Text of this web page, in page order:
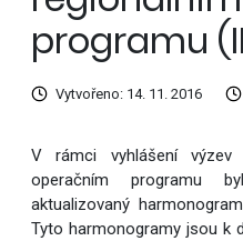
programu
Vytvořeno: 14. 11. 2016
V rámci vyhlášení výzev
operačním programu
aktualizovaný
Tyto harmonogramy jsou k